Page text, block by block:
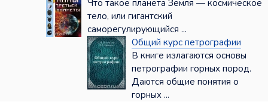
Что такое планета Земля — космическое
тело, или гигантский
саморегулирующийся ...
Общий курс петрографии
В книге излагаются основы
петрографии горных пород.
Даются общие понятия о
горных ...